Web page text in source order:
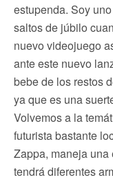
estupenda. Soy
saltos de júbilo
nuevo videojuego
ante este nuevo
bebe de los restos
ya que es una
Volvemos a la
futurista bastante
Zappa, maneja
tendrá diferentes